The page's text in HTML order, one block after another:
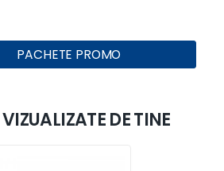
PACHETE PROMO
DE TINE